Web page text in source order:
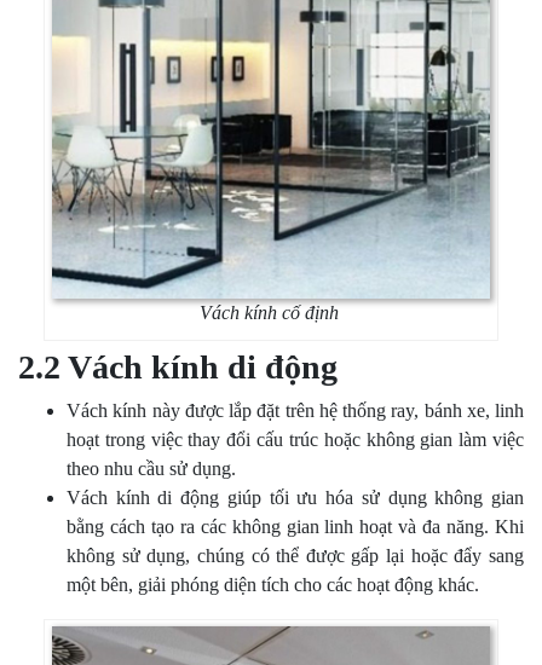
Vách kính cố định
2.2 Vách kính di động
Vách kính này được lắp đặt trên hệ thống ray, bánh xe, linh
hoạt trong việc thay đổi cấu trúc hoặc không gian làm việc
theo nhu cầu sử dụng.
Vách kính di động giúp tối ưu hóa sử dụng không gian
bằng cách tạo ra các không gian linh hoạt và đa năng. Khi
không sử dụng, chúng có thể được gấp lại hoặc đẩy sang
một bên, giải phóng diện tích cho các hoạt động khác.